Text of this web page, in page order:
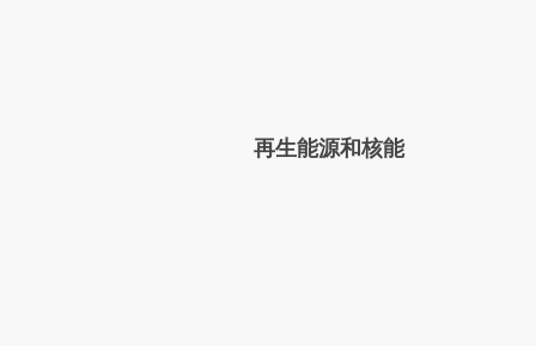
再生能源和核能